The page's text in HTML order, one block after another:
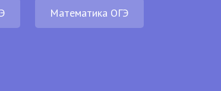
Математика ОГЭ